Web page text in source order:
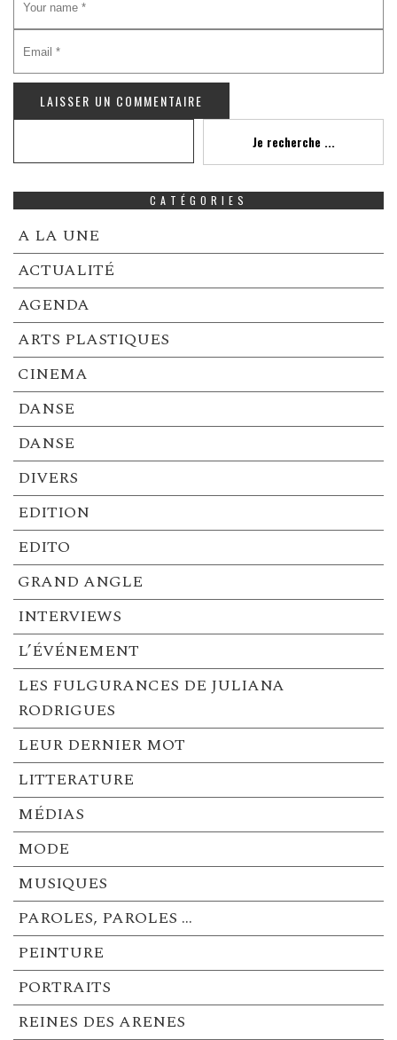
Je recherche ...
CATÉGORIES
A LA UNE
ACTUALITÉ
AGENDA
ARTS PLASTIQUES
CINEMA
DANSE
DANSE
DIVERS
EDITION
EDITO
GRAND ANGLE
INTERVIEWS
L’ÉVÉNEMENT
LES FULGURANCES DE JULIANA
RODRIGUES
LEUR DERNIER MOT
LITTERATURE
MÉDIAS
MODE
MUSIQUES
PAROLES, PAROLES …
PEINTURE
PORTRAITS
REINES DES ARENES